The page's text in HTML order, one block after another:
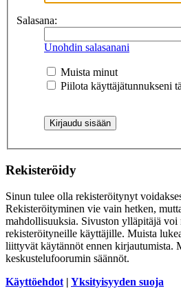
Salasana:
Unohdin salasanani
Muista minut
Piilota käyttäjätunnukseni
Rekisteröidy
Sinun tulee olla rekisteröitynyt
Rekisteröityminen vie vain hetken,
mahdollisuuksia. Sivuston ylläpitäjä voi
rekisteröityneille käyttäjille. Muista
liittyvät käytännöt ennen kirjautumista.
keskustelufoorumin säännöt.
Käyttöehdot | Yksityisyyden suoja